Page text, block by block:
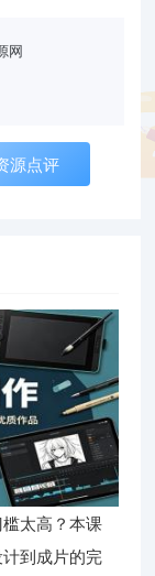
网
源点评
太高？本课
到成片的完